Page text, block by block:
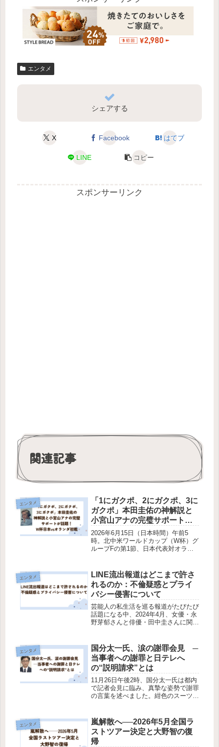
エンタメ
シェアする
X Facebook はてブ
LINE コピー
スポンサーリンク
関連記事
エンタメ
「1にガクポ、2にガクポ、3に
ガクポ」本田圭佑の神解説と
小宮山アナの完璧サポートが
話題！W杯日本vsオランダ初
戦
2026年6月15日（日本時間）午前5
時。北中米ワールドカップ（W杯）グ
ループFの第1節、日本代表対オラン
ク18位の日本が、同8位の強豪オラン
ダと激突するとあって、早朝に...
エンタメ
LINE流出報道はどこまで許さ
れるのか：不倫疑惑とプライ
バシー侵害について
芸能人の私生活を巡る報道がたびたび
話題になる中、2024年4月、女優・永
野芽郁さんと俳優・田中圭さんに関す
います。週刊文春が公開したとされる
LINEのやり取りは、芸能人のプ...
エンタメ
国分太一氏、涙の謝罪会見 ─
当事者への謝罪と日テレへ
の“説明請求”とは
11月26日午後2時、国分太一氏は都内
で記者会見に臨み、真摯な姿勢で謝罪
の言葉を述べました。紺色のスーツに
した。「自らとった行動により傷付け
てしまった当事者の方に、遅くなり...
エンタメ
嵐解散へ──2026年5月全国ラ
ストツアー決定と大野智の復
帰